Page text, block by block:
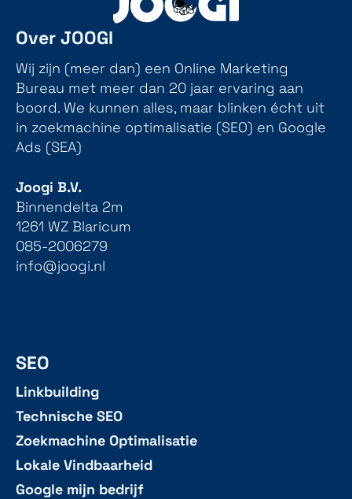
Over JOOGI
Wij zijn (meer dan) een Online Marketing
Bureau met meer dan 20 jaar ervaring aan
boord. We kunnen alles, maar blinken écht uit
in zoekmachine optimalisatie (SEO) en Google
Ads (SEA)
Joogi B.V.
Binnendelta 2m
1261 WZ Blaricum
085-2006279
info@joogi.nl
SEO
Linkbuilding
Technische SEO
Zoekmachine Optimalisatie
Lokale Vindbaarheid
Google mijn bedrijf